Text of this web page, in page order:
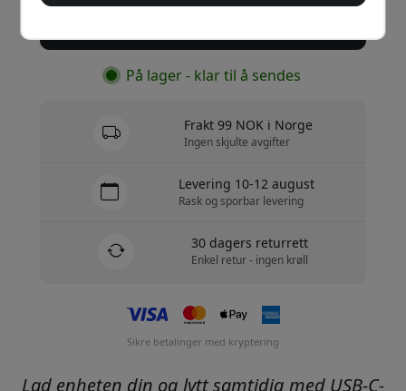
På lager - klar til å sendes
Frakt 99 NOK i Norge
Ingen skjulte avgifter
Levering 10-12 august
Rask og sporbar levering
30 dagers returrett
Enkel retur - ingen krøll
Sikre betalinger med kryptering
Lad enheten din og lytt samtidig med USB-C-